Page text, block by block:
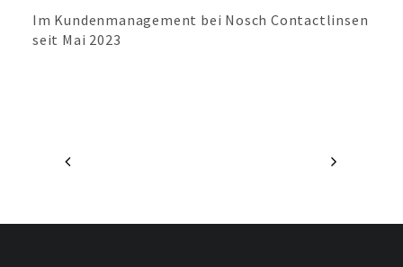
Im Kundenmanagement bei Nosch Contactlinsen
seit Mai 2023